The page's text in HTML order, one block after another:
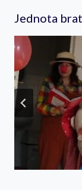
obsah
Jednota